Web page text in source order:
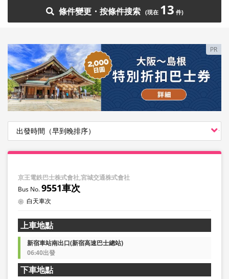
條件變更・按條件搜索 13
PR
京王電鉄巴士株式會社,宮城交通株式會社
9551車次
白天車次
上車地點
新宿車站南出口(新宿高速巴士總站)
06:40出發
下車地點